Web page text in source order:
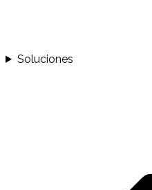
Soluciones